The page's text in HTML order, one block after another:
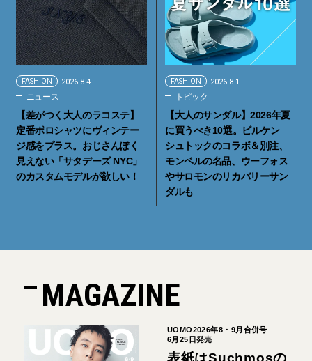
FASHION 2026.8.4
ニュース
【差がつく大人のラコステ】
定番ポロシャツにヴィンテー
ジ感をプラス。おじさんぽく
見えない「サタデーズ NYC」
のカスタムモデルが欲しい！
FASHION 2026.8.1
トピック
【大人のサンダル】2026年夏
に買うべき10選。ビルケン
シュトックのコラボ＆別注、
モンベルの名品、ウーフォス
やサロモンのリカバリーサン
ダルも
MAGAZINE
UOMO2026年8・9月合併号
6月25日発売
表紙はSuchmosの